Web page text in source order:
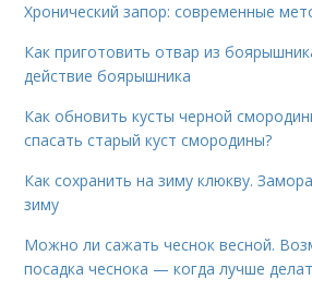
Хронический запор: современные
Как приготовить отвар из
действие боярышника
Как обновить кусты черной
спасать старый куст смородины?
Как сохранить на зиму клюкву.
зиму
Можно ли сажать чеснок весной.
посадка чеснока — когда лучше